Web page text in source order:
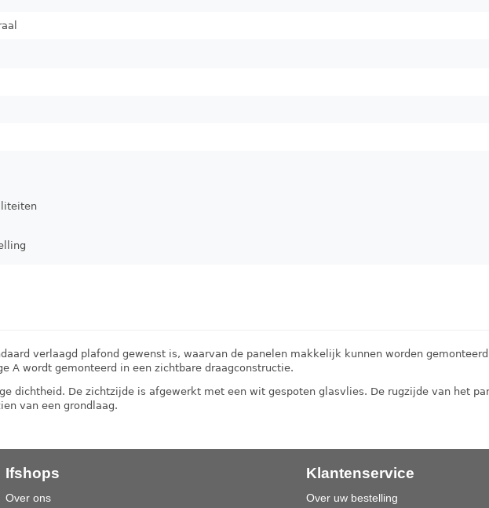
verlaagd plafond gewenst is, waarvan de panelen makkelijk kunnen worden
A wordt gemonteerd in een zichtbare draagconstructie.
dichtheid. De zichtzijde is afgewerkt met een wit gespoten glasvlies. De rugzijde van het
van een grondlaag.
Ifshops
Over ons
Klantenservice
Over uw bestelling